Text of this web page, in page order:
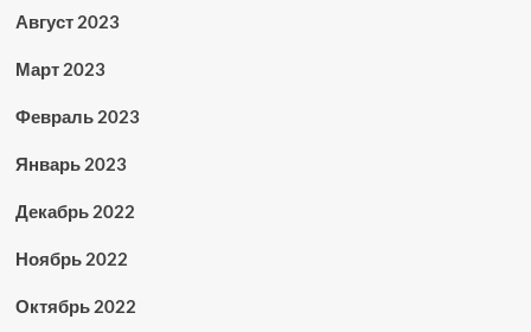
Август 2023
Март 2023
Февраль 2023
Январь 2023
Декабрь 2022
Ноябрь 2022
Октябрь 2022